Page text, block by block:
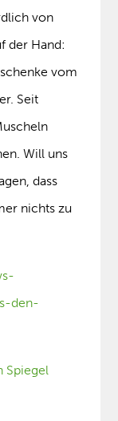
von
der Hand:
vom
Seit
Will uns
dass
nichts zu
den-